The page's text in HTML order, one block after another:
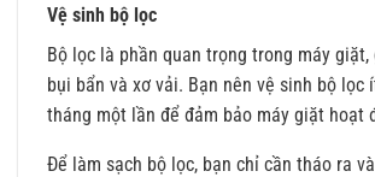
Vệ sinh bộ lọc
Bộ lọc là phần quan trọng trong máy giặt,
bụi bẩn và xơ vải. Bạn nên vệ sinh bộ lọc
tháng một lần để đảm bảo máy giặt hoạt
Để làm sạch bộ lọc, bạn chỉ cần tháo ra